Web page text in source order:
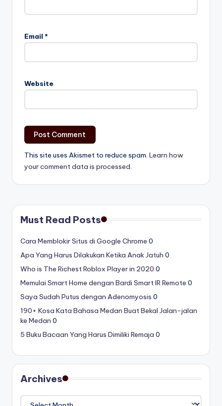
Email *
Website
This site uses Akismet to reduce spam. Learn how
your comment data is processed.
Must Read Posts
Cara Memblokir Situs di Google Chrome 0
Apa Yang Harus Dilakukan Ketika Anak Jatuh 0
Who is The Richest Roblox Player in 2020 0
Memulai Smart Home dengan Bardi Smart IR Remote 0
Saya Sudah Putus dengan Adenomyosis 0
190+ Kosa Kata Bahasa Medan Buat Bekal Jalan-jalan
ke Medan 0
5 Buku Bacaan Yang Harus Dimiliki Remaja 0
Archives